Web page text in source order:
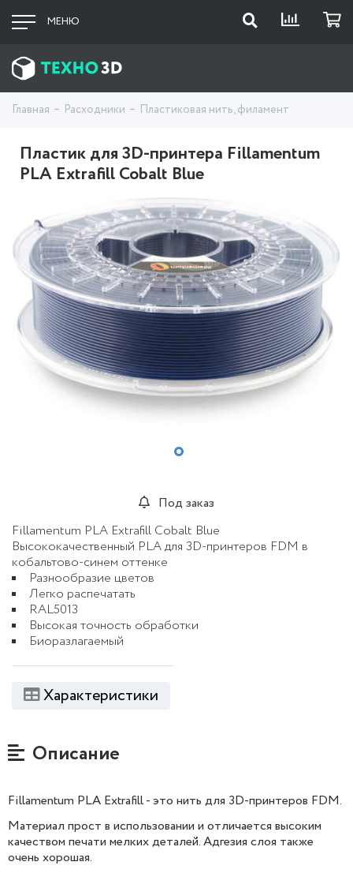
МЕНЮ
Главная Расходники Пластиковая нить, филамент
Пластик для 3D-принтера Fillamentum
PLA Extrafill Cobalt Blue
Под заказ
Fillamentum PLA Extrafill Cobalt Blue
Высококачественный PLA для 3D-принтеров FDM в
кобальтово-синем оттенке
Разнообразие цветов
Легко распечатать
RAL5013
Высокая точность обработки
Биоразлагаемый
Характеристики
Описание
Fillamentum PLA Extrafill - это нить для 3D-принтеров FDM.
Материал прост в использовании и отличается высоким
качеством печати мелких деталей. Адгезия слоя также
очень хорошая.